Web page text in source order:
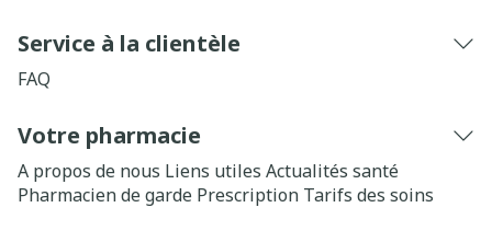
Service à la clientèle
FAQ
Votre pharmacie
A propos de nous Liens utiles Actualités santé
Pharmacien de garde Prescription Tarifs des soins